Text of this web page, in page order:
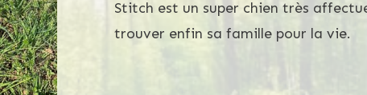
Stitch est un super chien très
trouver enfin sa famille pour la vie.